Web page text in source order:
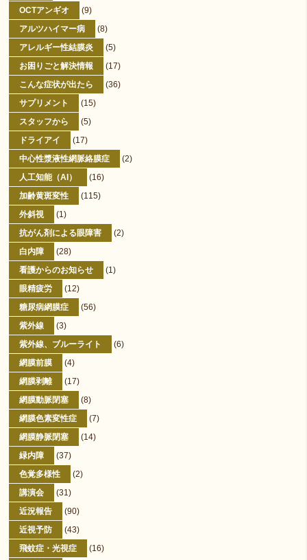
OCTアンギオ
(9)
アルツハイマー病
(8)
アレルギー性結膜炎
(5)
お困りごと解決情報
(17)
こんな症状が出たら
(36)
サプリメント
(15)
スタッフから
(5)
ドライアイ
(17)
中心性漿液性網脈絡膜症
(2)
人工知能（AI）
(16)
加齢黄斑変性
(115)
外斜視
(1)
抗がん剤による眼障害
(2)
白内障
(28)
看護からのお知らせ
(1)
眼精疲労
(12)
糖尿病網膜症
(56)
紫外線
(3)
紫外線、ブルーライト
(6)
網膜前膜
(4)
網膜剥離
(17)
網膜動脈閉塞
(8)
網膜色素変性症
(7)
網膜静脈閉塞
(14)
緑内障
(37)
色覚多様性
(2)
講演会
(31)
近況報告
(90)
近視予防
(43)
飛蚊症・光視症
(16)